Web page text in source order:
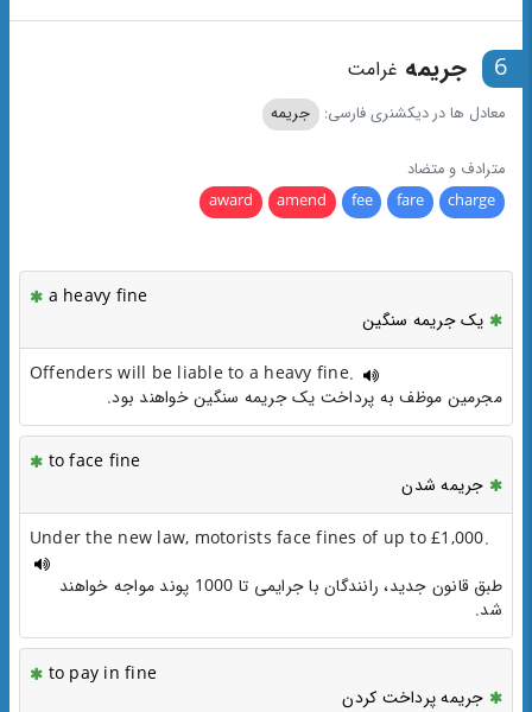
6 جریمه غرامت
معادل ها در دیکشنری فارسی: جریمه
مترادف و متضاد
charge
fare
fee
amend
award
a heavy fine
یک جریمه سنگین
Offenders will be liable to a heavy fine.
مجرمین موظف به پرداخت یک جریمه سنگین خواهند بود.
to face fine
جریمه شدن
Under the new law, motorists face fines of up to £1,000.
طبق قانون جدید، رانندگان با جرایمی تا 1000 پوند مواجه خواهند
شد.
to pay in fine
جریمه پرداخت کردن